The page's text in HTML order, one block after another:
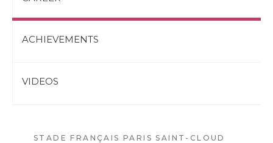
ACHIEVEMENTS
VIDEOS
STADE FRANÇAIS PARIS SAINT-CLOUD